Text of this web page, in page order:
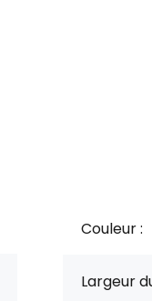
Couleur :
Largeur